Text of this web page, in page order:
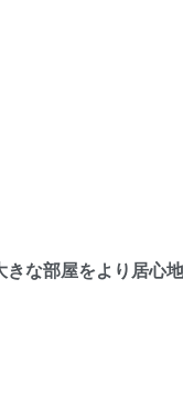
な部屋をより居心